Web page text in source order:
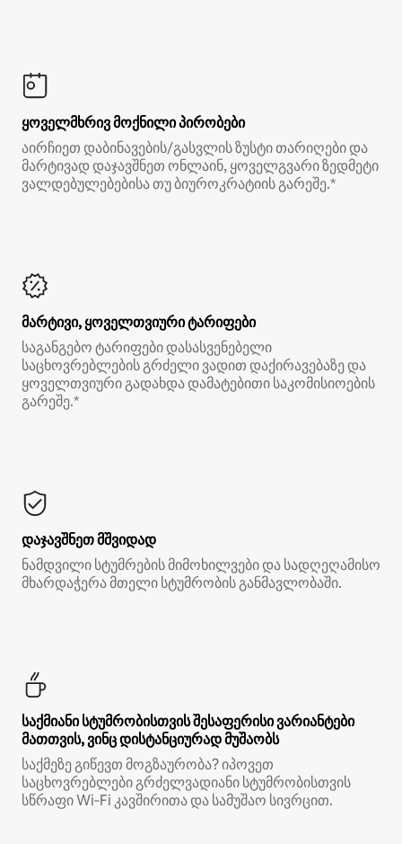
ყოველმხრივ მოქნილი პირობები
აირჩიეთ დაბინავების/გასვლის ზუსტი თარიღები და
მარტივად დაჯავშნეთ ონლაინ, ყოველგვარი ზედმეტი
ვალდებულებებისა თუ ბიუროკრატიის გარეშე.*
მარტივი, ყოველთვიური ტარიფები
საგანგებო ტარიფები დასასვენებელი
საცხოვრებლების გრძელი ვადით დაქირავებაზე და
ყოველთვიური გადახდა დამატებითი საკომისიოების
გარეშე.*
დაჯავშნეთ მშვიდად
ნამდვილი სტუმრების მიმოხილვები და სადღეღამისო
მხარდაჭერა მთელი სტუმრობის განმავლობაში.
საქმიანი სტუმრობისთვის შესაფერისი ვარიანტები
მათთვის, ვინც დისტანციურად მუშაობს
საქმეზე გიწევთ მოგზაურობა? იპოვეთ
საცხოვრებლები გრძელვადიანი სტუმრობისთვის
სწრაფი Wi‑Fi კავშირითა და სამუშაო სივრცით.